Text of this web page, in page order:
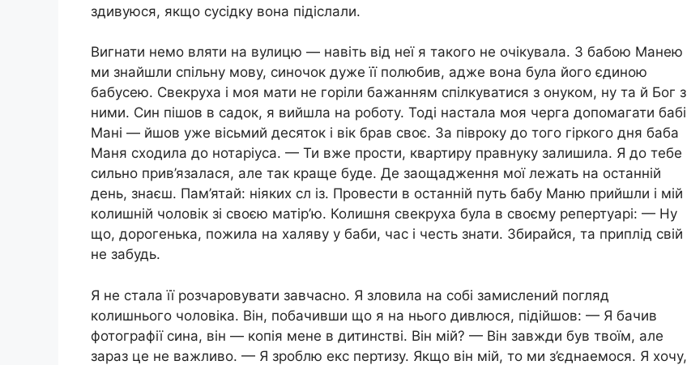
здивуюся, якщо сусідку вона підіслали.
Вигнати немо вляти на вулицю — навіть від неї я такого не очікувала. З бабою Манею
ми знайшли спільну мову, синочок дуже її полюбив, адже вона була його єдиною
бабусею. Свекруха і моя мати не горіли бажанням спілкуватися з онуком, ну та й Бог з
ними. Син пішов в садок, я вийшла на роботу. Тоді настала моя черга допомагати бабі
Мані — йшов уже вісьмий десяток і вік брав своє. За півроку до того гіркого дня баба
Маня сходила до нотаріуса. — Ти вже прости, квартиру правнуку залишила. Я до тебе
сильно прив’язалася, але так краще буде. Де заощадження мої лежать на останній
день, знаєш. Пам’ятай: ніяких сл із. Провести в останній путь бабу Маню прийшли і мій
колишній чоловік зі своєю матір’ю. Колишня свекруха була в своєму репертуарі: — Ну
що, дорогенька, пожила на халяву у баби, час і честь знати. Збирайся, та приплід свій
не забудь.
Я не стала її розчаровувати завчасно. Я зловила на собі замислений погляд
колишнього чоловіка. Він, побачивши що я на нього дивлюся, підійшов: — Я бачив
фотографії сина, він — копія мене в дитинстві. Він мій? — Він завжди був твоїм, але
зараз це не важливо. — Я зроблю екс пертизу. Якщо він мій, то ми з’єднаемося. Я хочу,